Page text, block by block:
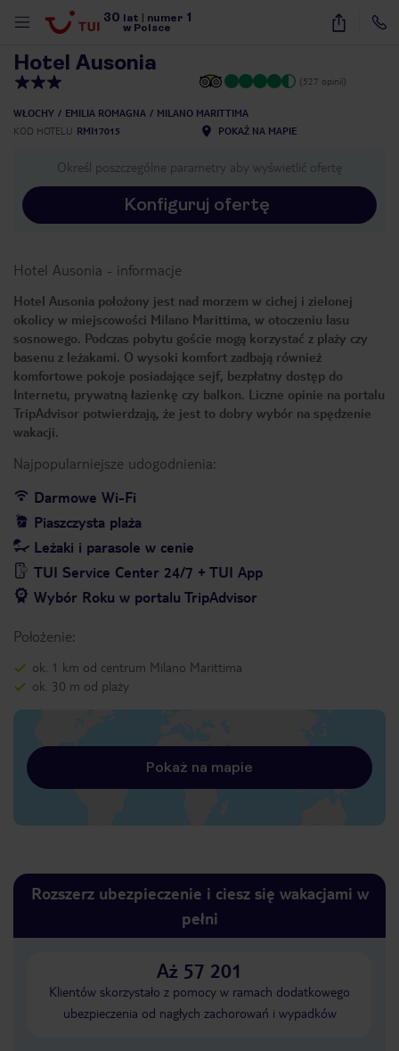
30 lat numer 1
w Polsce
16
Hotel Ausonia
(527 opinii)
WŁOCHY EMILIA ROMAGNA
MILANO MARITTIMA
KOD HOTELU RMI17015 POKAŻ NA MAPIE
Określ poszczególne parametry aby wyświetlić ofertę
Konfiguruj ofertę
Hotel Ausonia - informacje
Hotel Ausonia położony jest nad morzem w cichej i zielonej
okolicy w miejscowości Milano Marittima, w otoczeniu lasu
sosnowego. Podczas pobytu goście mogą korzystać z plaży czy
basenu z leżakami. O wysoki komfort zadbają również
komfortowe pokoje posiadające sejf, bezpłatny dostęp do
Internetu, prywatną łazienkę czy balkon. Liczne opinie na portalu
TripAdvisor potwierdzają, że jest to dobry wybór na spędzenie
wakacji.
Najpopularniejsze udogodnienia:
Darmowe Wi-Fi
Piaszczysta plaża
Leżaki i parasole w cenie
TUI Service Center 24/7 + TUI App
Wybór Roku w portalu TripAdvisor
Położenie:
ok. 1 km od centrum Milano Marittima
ok. 30 m od plaży
Pokaż na mapie
Rozszerz ubezpieczenie i ciesz się wakacjami w
pełni
Aż 57 201
Klientów skorzystało z pomocy w ramach dodatkowego
ubezpieczenia od nagłych zachorowań i wypadków